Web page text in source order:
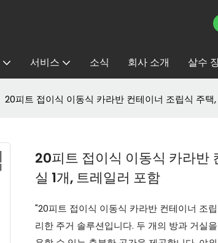
서비스 소식 회사 소개 살수
20피트 접이식 이동식 카라반 컨테이너 조립식 주택
20피트 접이식 이동식 카라반
실 1개, 트레일러 포함
"20피트 접이식 이동식 카라반 컨테이너 조
리한 주거 솔루션입니다. 두 개의 방과 거실